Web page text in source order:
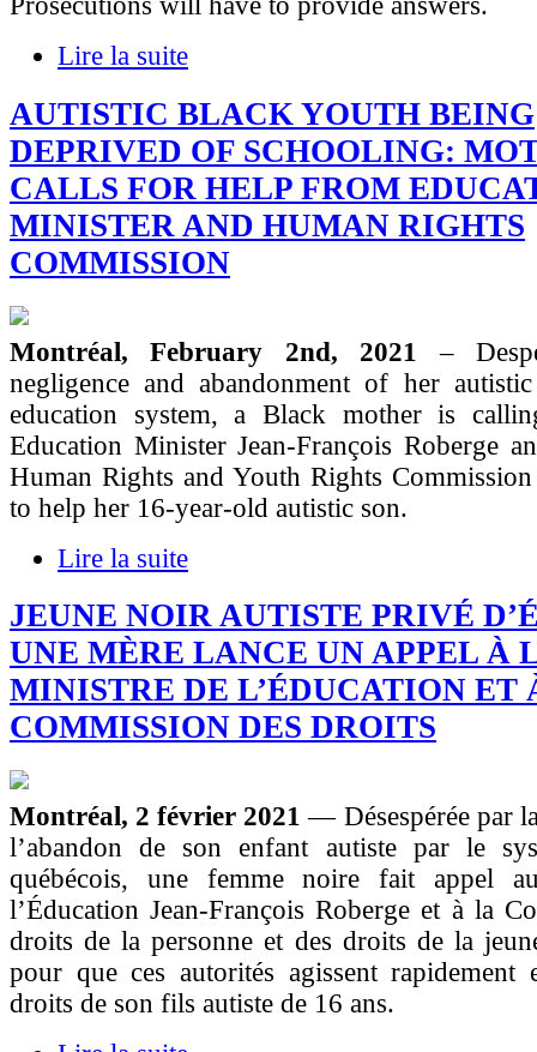
Lire la suite
AUTISTIC BLACK YOUTH BEING
DEPRIVED OF SCHOOLING:
CALLS FOR HELP FROM
MINISTER AND HUMAN RIGHTS
COMMISSION
Montréal, February 2nd, 2021–
negligence and abandonment of her
education system, a Black mother is
Education Minister Jean-François Roberge
Human Rights and Youth Rights
to help her 16-year-old autistic son.
Lire la suite
JEUNE NOIR AUTISTE PRIVÉ
UNE MÈRE LANCE UN APPEL À
MINISTRE DE L’ÉDUCATION ET
COMMISSION DES DROITS
Montréal, 2 février 2021— Désespérée par
l’abandon de son enfant autiste par le
québécois, une femme noire fait appel
l’Éducation Jean-François Roberge et à la
droits de la personne et des droits de la
pour que ces autorités agissent rapidement
droits de son fils autiste de 16 ans.